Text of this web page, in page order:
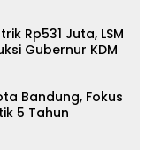
Rp531 Juta, LSM
Gubernur KDM
Bandung, Fokus